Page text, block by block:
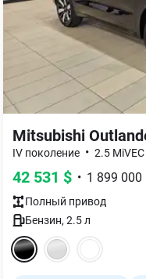
Mitsubishi
IV поколение • 2.5
42 531 $ • 1 899 000
Полный привод
Бензин, 2.5л